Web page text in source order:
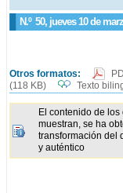
N.º 50, jueves 10 de
Otros formatos:
(118 KB)
Texto
El contenido de
muestran, se ha
transformación del
y auténtico